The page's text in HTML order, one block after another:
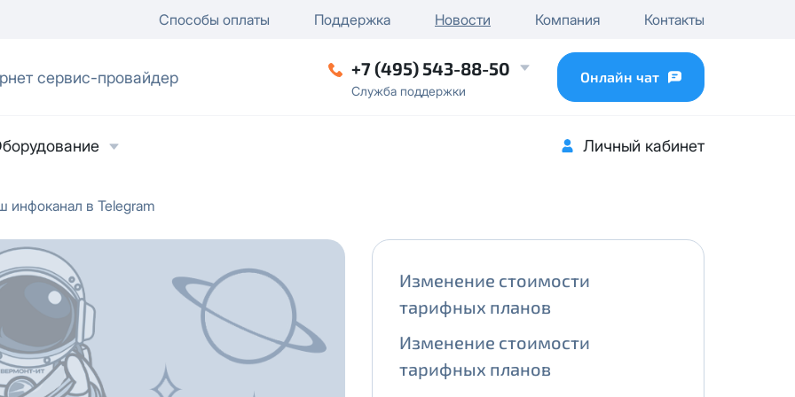
Способы оплаты Поддержка Новости Компания Контакты
сервис-провайдер +7 (495) 543-88-50
Служба поддержки
Онлайн чат
Личный кабинет
инфоканал в Telegram
Изменение стоимости
тарифных планов
Изменение стоимости
тарифных планов
на обработку персональных данныхв
сПолитикой в отношении обработки
данных
лицо
/ отключение публичного IP
...